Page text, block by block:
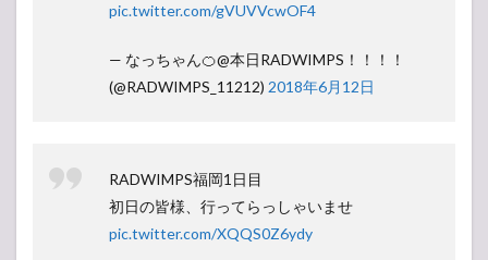
pic.twitter.com/gVUVVcwOF4
— なっちゃん🍊@本日RADWIMPS！！！！
(@RADWIMPS_11212) 2018年6月12日
RADWIMPS福岡1日目
初日の皆様、行ってらっしゃいませ
pic.twitter.com/XQQS0Z6ydy